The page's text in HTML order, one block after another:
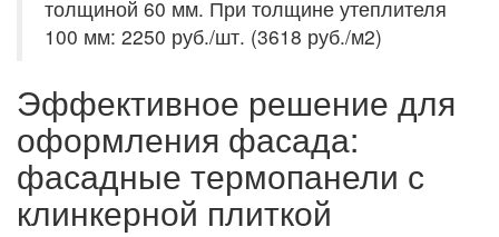
толщиной 60 мм. При толщине утеплителя
100 мм: 2250 руб./шт. (3618 руб./м2)
Эффективное решение для
оформления фасада:
фасадные термопанели с
клинкерной плиткой